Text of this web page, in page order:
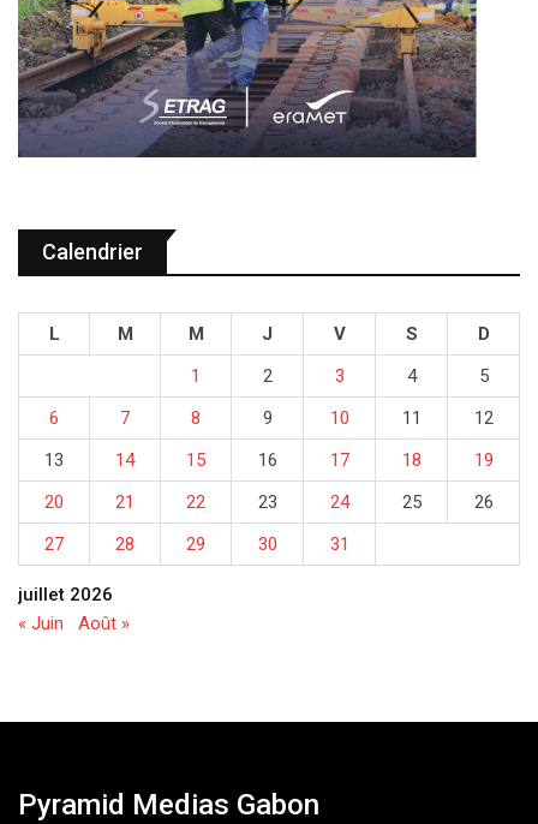
Calendrier
juillet 2026
L M M J V S
D
1
2 3 4
5
6
7 8 9 10 11
12
13
14 15 16 17 18
19
20
21 22 23 24 25
26
27
28 29 30 31
« Juin Août »
Pyramid Medias Gabon